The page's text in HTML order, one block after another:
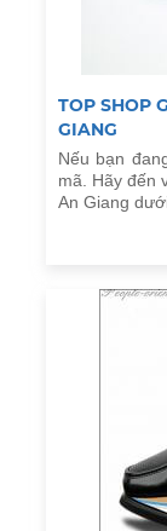
TOP SHOP
GIANG
Nếu bạn
mã. Hãy đến
An Giang